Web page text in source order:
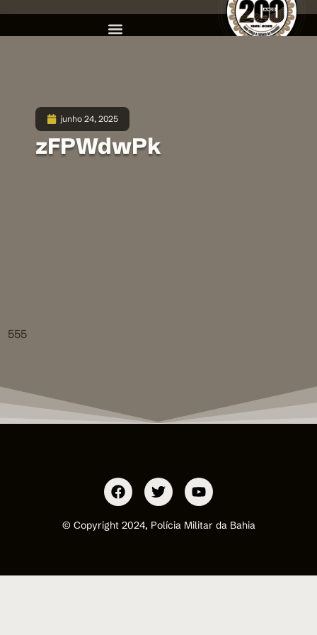
junho 24, 2025
zFPWdwPk
555
© Copyright 2024, Polícia Militar da Bahia